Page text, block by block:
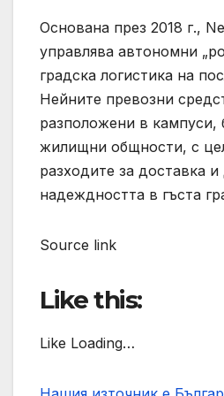
Основана през 2018 г.,
управлява автономни
градска логистика на
Нейните превозни
разположени в кампуси,
жилищни общности, с
разходите за доставка
надеждността в гъста
Source link
Like this:
Like Loading…